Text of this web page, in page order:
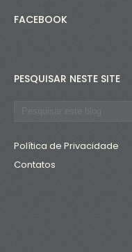
FACEBOOK
PESQUISAR NESTE SITE
Política de Privacidade
Contatos